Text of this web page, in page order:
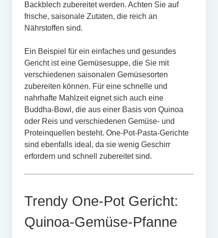
Backblech zubereitet werden. Achten Sie auf
frische, saisonale Zutaten, die reich an
Nährstoffen sind.
Ein Beispiel für ein einfaches und gesundes
Gericht ist eine Gemüsesuppe, die Sie mit
verschiedenen saisonalen Gemüsesorten
zubereiten können. Für eine schnelle und
nahrhafte Mahlzeit eignet sich auch eine
Buddha-Bowl, die aus einer Basis von Quinoa
oder Reis und verschiedenen Gemüse- und
Proteinquellen besteht. One-Pot-Pasta-Gerichte
sind ebenfalls ideal, da sie wenig Geschirr
erfordern und schnell zubereitet sind.
Trendy One-Pot Gericht:
Quinoa-Gemüse-Pfanne